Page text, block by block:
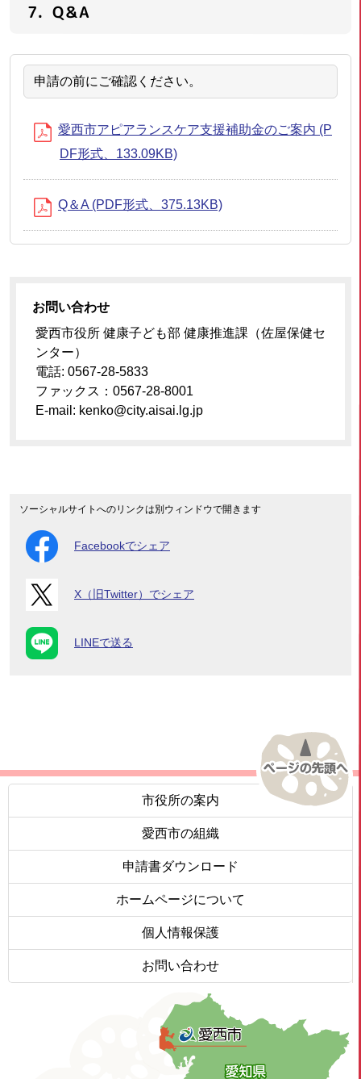
7．Q＆A
申請の前にご確認ください。
愛西市アピアランスケア支援補助金のご案内 (P
DF形式、133.09KB)
Q＆A (PDF形式、375.13KB)
お問い合わせ
愛西市役所 健康子ども部 健康推進課（佐屋保健セ
ンター）
電話: 0567-28-5833
ファックス：0567-28-8001
E-mail: kenko@city.aisai.lg.jp
ソーシャルサイトへのリンクは別ウィンドウで開きます
Facebookでシェア
X（旧Twitter）でシェア
LINEで送る
市役所の案内
愛西市の組織
申請書ダウンロード
ホームページについて
個人情報保護
お問い合わせ